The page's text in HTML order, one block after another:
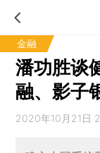
金融
潘功胜谈
融、影子
2020年10月21日